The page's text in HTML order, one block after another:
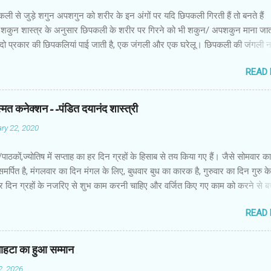
से जुड़े शगुन अपशगुन को शरीर के इन अंगों पर यदि छिपकली गिरती हैं तो बनते हैं
शकुन शास्त्र के अनुसार छिपकली के शरीर पर गिरने को भी शकुन/ अपशकुन माना
दो प्रकार की छिपकलियां पाई जाती है, एक जंगली और एक घरेलू। छिपकली की जंगली
के शरीर पर गिरने को भी शकुन/अपशकुन माना जाता है। स्त्री के शरीर के बायें
के दाहिनी तरफ गिरना ठीक होता है। इसी प्रकार छिपकली का नीचे से ऊपर की ओर
है। ऊपर से नीचे की ओर गिरना अच्छा नहीं होता। रविवार या मंगलवार को लाल रंग की
शनिवार को काले रंग की छिपकली से कम हानि होती है। ✍🏻✍🏻🌷🌷👉🏻👉🏻 छिपकली
प्रतीक -- घर में छिपकली देखकर हम उसे भगाने लगते हैं, लेकिन वो कोई ऐसा जीव नहीं है
जीव-जंतुओं और मनुष्य को प्रकृति का एक अहम हिस्स...
READ
कनेक्शन--पंडित दयानंद शास्त्री
22, 2020
पाठकों,ज्योतिष में सप्ताह का हर दिन ग्रहों के हिसाब से तय किया गए हैं। जैसे सोमवार
है, मंगलवार का दिन मंगल के लिए, बुधवार बुध का कारक है, गुरुवार का दिन गुरु
दिन ग्रहों के नजरिए से शुभ काम करनी चाहिए और वर्जित किए गए काम को करने से
आप जानते हैं कि ज्योतिष शास्त्र के हिसाब से हमें किस तरह के साबुन का इस्तेमाल
शास्त्रों में मानसिक शुद्धि के साथ ही शारीरिक शुचिता को भी बहुत महत्त्व दिया गया
में ही स्वस्थ मन निवास करता है और शरीर के स्वस्थ रहने के लिए शरीर को स्वच्छ रखना
शारीरिक स्वच्छता में स्नान की अग्रणी भूमिका है। प्रत्येक व्यक्ति को शारीरिक
READ
का हुआ सम्मान
2026